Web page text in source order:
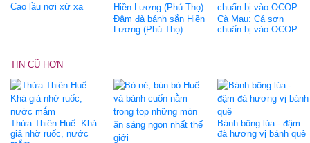
Cao lầu nơi xứ xa
Đậm đà bánh sắn Hiền
Lương (Phú Thọ)
Cà Mau: Cá sơn
chuẩn bị vào OCOP
TIN CŨ HƠN
Thừa Thiên Huế: Khá
giả nhờ ruốc, nước
Bánh bông lúa - đậm
đà hương vị bánh quê